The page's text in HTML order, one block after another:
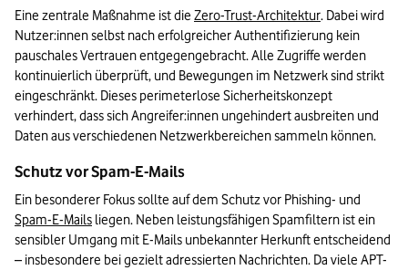
Eine zentrale Maßnahme ist die Zero-Trust-Architektur. Dabei wird
Nutzer:innen selbst nach erfolgreicher Authentifizierung kein
pauschales Vertrauen entgegengebracht. Alle Zugriffe werden
kontinuierlich überprüft, und Bewegungen im Netzwerk sind strikt
eingeschränkt. Dieses perimeterlose Sicherheitskonzept
verhindert, dass sich Angreifer:innen ungehindert ausbreiten und
Daten aus verschiedenen Netzwerkbereichen sammeln können.
Schutz vor Spam-E-Mails
Spam-E-Mails liegen. Neben leistungsfähigen Spamfiltern ist ein
sensibler Umgang mit E-Mails unbekannter Herkunft entscheidend
– insbesondere bei gezielt adressierten Nachrichten. Da viele APT-